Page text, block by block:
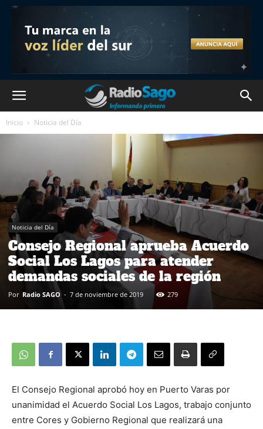
Inicio Noticia del Día
Noticia del Día
Consejo Regional aprueba Acuerdo
Social Los Lagos para atender
demandas sociales de la región
Por Radio SAGO - 7 de noviembre de 2019 279
El Consejo Regional aprobó hoy en Puerto Varas por
unanimidad el Acuerdo Social Los Lagos, trabajo conjunto
entre Cores y Gobierno Regional que realizará una